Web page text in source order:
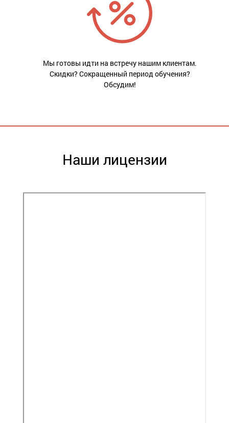
Мы готовы идти на встречу нашим клиентам.
Скидки? Сокращенный период обучения?
Обсудим!
Наши лицензии